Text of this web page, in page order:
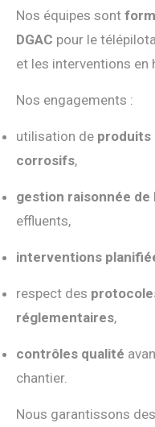
Nos équipes sont
DGAC pour le
et les interventions en
Nos engagements :
utilisation de produits
corrosifs,
gestion raisonnée de
effluents,
interventions
respect des
réglementaires,
contrôles qualité
chantier.
Nous garantissons